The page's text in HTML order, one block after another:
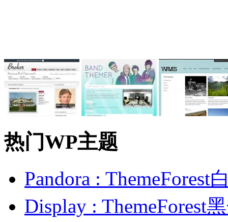
热门WP主题
Pandora : ThemeForest
Display : ThemeForest